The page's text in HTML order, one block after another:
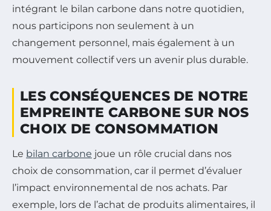
intégrant le bilan carbone dans notre quotidien,
nous participons non seulement à un
changement personnel, mais également à un
mouvement collectif vers un avenir plus durable.
LES CONSÉQUENCES DE NOTRE
EMPREINTE CARBONE SUR NOS
CHOIX DE CONSOMMATION
Le bilan carbone joue un rôle crucial dans nos
choix de consommation, car il permet d’évaluer
l’impact environnemental de nos achats. Par
exemple, lors de l’achat de produits alimentaires, il